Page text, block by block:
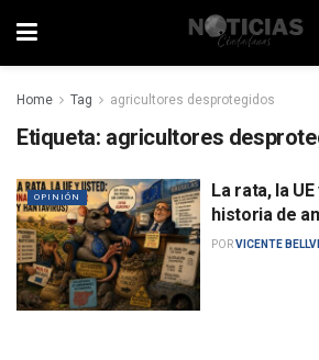
Home Tag agricultores desprotegidos
Etiqueta: agricultores
OPINIÓN
La rata, la
historia de
PORVICENTE